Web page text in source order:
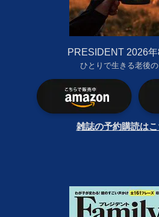
PRESIDENT 2026
ひとりで生きる老後の
雑誌の予約購読は